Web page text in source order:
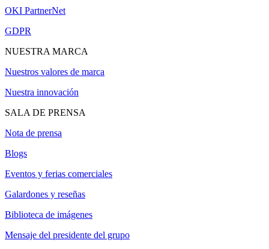
OKI PartnerNet
GDPR
NUESTRA MARCA
Nuestros valores de marca
Nuestra innovación
SALA DE PRENSA
Nota de prensa
Blogs
Eventos y ferias comerciales
Galardones y reseñas
Biblioteca de imágenes
Mensaje del presidente del grupo